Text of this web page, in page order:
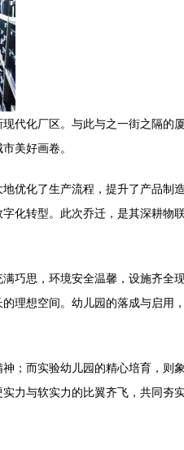
化厂区。与此与之一街之隔的
美好画卷。
优化了生产流程，提升了产品制
化转型。此次乔迁，是其深耕物
巧思，环境安全温馨，设施齐全
理想空间。幼儿园的落成与启用
；而实验幼儿园的精心培育，则
力与软实力的比翼齐飞，共同夯